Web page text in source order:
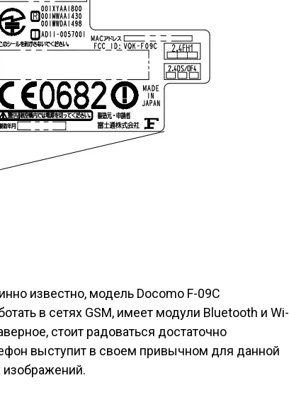
известно, модель Docomo F-09C
в сетях GSM, имеет модули Bluetooth и Wi-
стоит радоваться достаточно
выступит в своем привычном для данной